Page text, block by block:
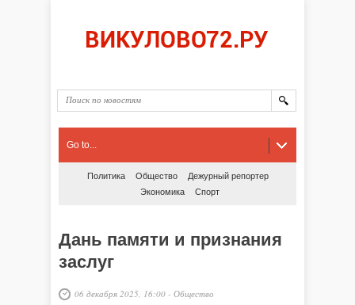
Go to...
Политика Общество
Дежурный репортер
Экономика
Спорт
Дань памяти и признания
заслуг
06 декабря 2025, 16:00 - Общество